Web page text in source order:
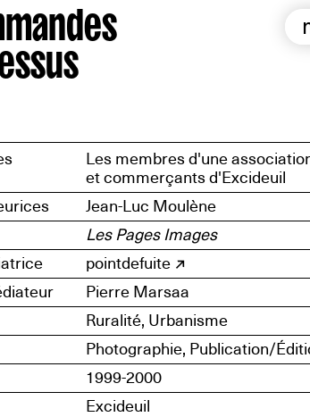
Les membres d'une
et commerçants d'Excideuil
Jean-Luc Moulène
Les Pages Images
pointdefuite
Pierre Marsaa
Ruralité, Urbanisme
Photographie, Publication/
1999-2000
Excideuil